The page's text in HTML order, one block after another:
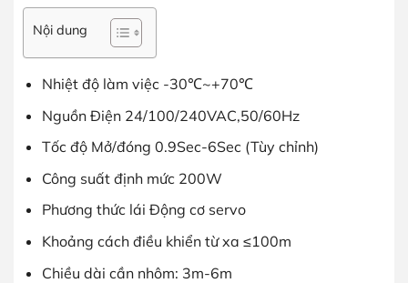
Nội dung
Nhiệt độ làm việc -30℃~+70℃
Nguồn Điện 24/100/240VAC,50/60Hz
Tốc độ Mở/đóng 0.9Sec-6Sec (Tùy chỉnh)
Công suất định mức 200W
Phương thức lái Động cơ servo
Khoảng cách điều khiển từ xa ≤100m
Chiều dài cần nhôm: 3m-6m